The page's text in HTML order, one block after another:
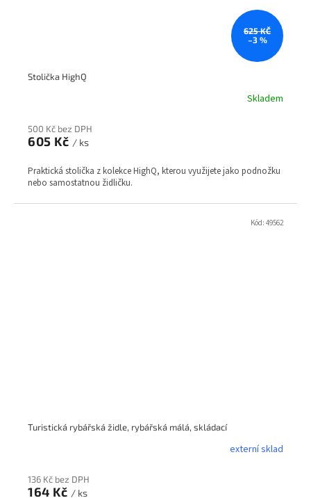
625 KČ
–3 %
Stolička HighQ
Skladem
500 Kč bez DPH
605 Kč / ks
Praktická stolička z kolekce HighQ, kterou využijete jako podnožku
nebo samostatnou židličku.
Turistická rybářská židle, rybářská málá, skládací
externí sklad
136 Kč bez DPH
164 Kč / ks
Kód: 49562